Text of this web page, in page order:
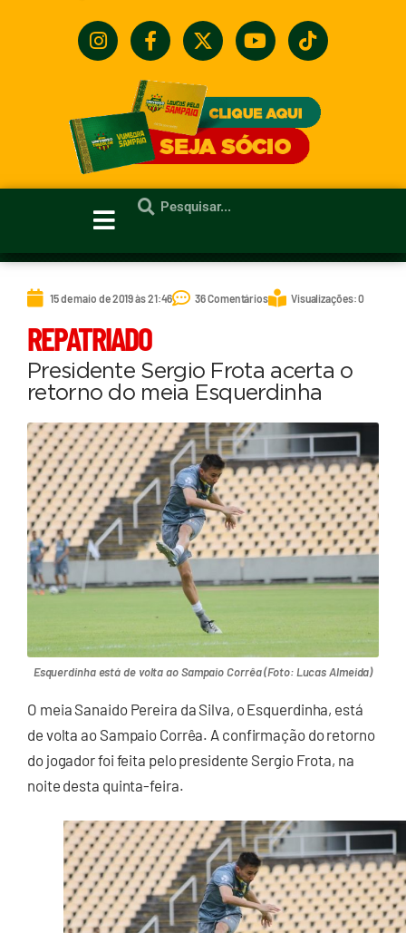
15 de maio de 2019 às 21:46 36 Comentários Visualizações: 0
REPATRIADO
Presidente Sergio Frota acerta o
retorno do meia Esquerdinha
Esquerdinha está de volta ao Sampaio Corrêa (Foto: Lucas Almeida)
O meia Sanaido Pereira da Silva, o Esquerdinha, está
de volta ao Sampaio Corrêa. A confirmação do retorno
do jogador foi feita pelo presidente Sergio Frota, na
noite desta quinta-feira.